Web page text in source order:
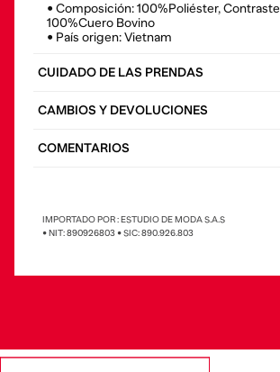
• Composición: 100%Poliéster, Contraste
100%Cuero Bovino
• País origen: Vietnam
CUIDADO DE LAS PRENDAS
CAMBIOS Y DEVOLUCIONES
COMENTARIOS
IMPORTADO POR : ESTUDIO DE MODA S.A.S
• NIT: 890926803 • SIC: 890.926.803